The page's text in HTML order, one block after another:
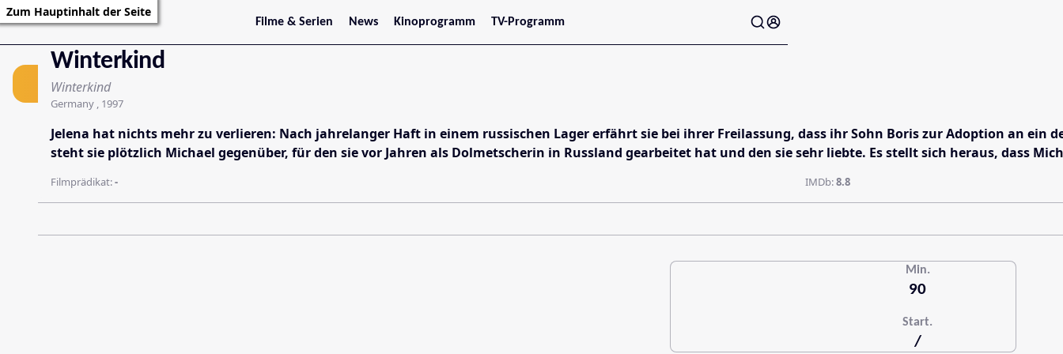
Zum Hauptinhalt der Seite
Filme & Serien
Trailer
News
Stars
Kinoprogramm
Jetzt im Kino
Burgenland
Kärnten
TV-Programm
Film
Winterkind
Winterkind
Germany , 1997
Jelena hat nichts mehr zu verlieren: Nach jahrelanger Haft in einem russischen Lager erfährt sie bei ihrer Freilassung, dass ihr Sohn Boris zur Adoption an ein
steht sie plötzlich Michael gegenüber, für den sie vor Jahren als Dolmetscherin in Russland gearbeitet hat und den sie sehr liebte. Es stellt sich heraus, dass
Filmprädikat:- IMDb:8.8
Min.
90
Start.
/